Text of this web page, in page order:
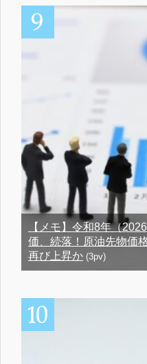
【メモ】令和8年（
価、続落！原油先物価
再び上昇か (3pv)